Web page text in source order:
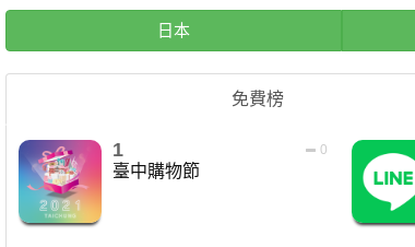
日本
免費榜
1 0
臺中購物節